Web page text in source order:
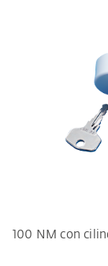
100 NM con